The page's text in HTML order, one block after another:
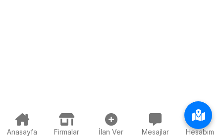
Anasayfa Firmalar İlan Ver Mesajlar Hesabım